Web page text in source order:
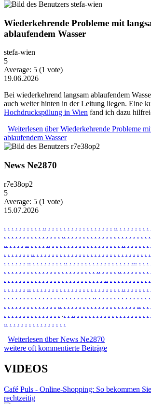
Wiederkehrende Probleme mit
ablaufendem Wasser
stefa-wien
5
Average: 5 (1 vote)
19.06.2026
Bei wiederkehrend langsam ablaufendem
auch weiter hinten in der Leitung liegen. Eine
Hochdruckspülung in Wien fand ich dazu
Weiterlesen über Wiederkehrende Probleme
ablaufendem Wasser
News Ne2870
r7e38op2
5
Average: 5 (1 vote)
15.07.2026
. . . . . . . . . . .. . . . . . . . . . . . . . . . . . .. . . . . . . . .
. . . . . . . . . . . . . . . .. . . . . . . . . . . . . . . . . . . . . . .
.. . . . . .. . . . . .. . . . . . . . . . . . . . . . . . . .. . . . . . .
. . . . . . . .. . . . . . . . . . . . . . . . . . . . . . . . . . . . . . .
. . . . . . .. . . . . . . . . .. . . . . . . . . . . . . . . . . ... . . .
. . . . . . . . . . . . . . . . . . . . . . . . .. . . . . .. . . . . . . .
. . . . . . . . . . . . . . . . . . . . . . . . . . .. . . . . . . . . . . .
. . . . . . .. . . . . . . . . . . . . . . . . . . . . . . . .. . . . . . .
. . . . . . . . . . . . . . . . . . . . . . . .. . . . . . . . . . . . . . .
. . . . . . . . . . . . . . .. . . . . . . . . . . . . . . . . . . . .. . .
. . . . . . . . . . . . . . . .. . .. . . . . . . . . . . . . . . . . . . .
.. . . . . . . . . . . . . . . .
Weiterlesen über News Ne2870
weitere oft kommentierte Beiträge
VIDEOS
Café Puls - Online-Shopping: So bekommen
rechtzeitig